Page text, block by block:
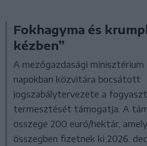
Fokhagyma és
kézben”
A mezőgazdasági minisztérium
napokban közvitára bocsátott
jogszabálytervezete a
termesztését támogatja. A
összege 200 euró/hektár,
összegben fizetnek ki 2026.